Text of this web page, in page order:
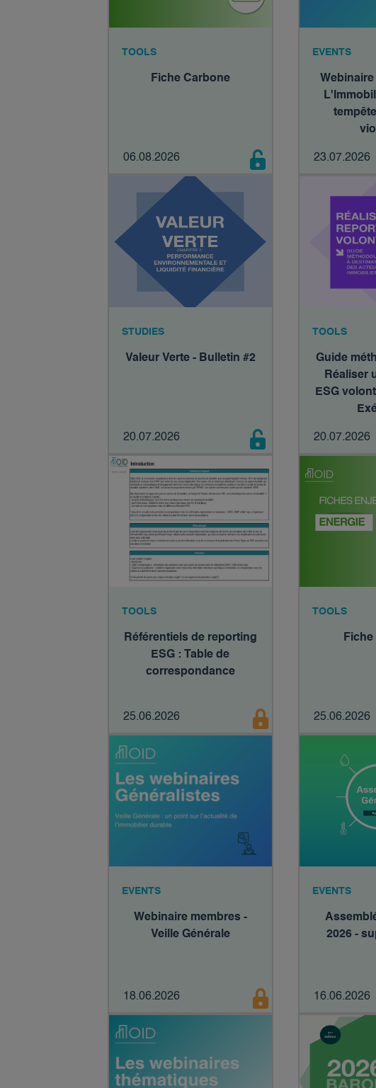
TOOLS
Fiche Carbone
06.08.2026
EVENTS
23.07.2026
STUDIES
Valeur Verte - Bulletin #2
20.07.2026
TOOLS
Guide
Réaliser
ESG
20.07.2026
TOOLS
Référentiels de reporting
ESG : Table de
correspondance
25.06.2026
TOOLS
25.06.2026
EVENTS
Webinaire membres -
Veille Générale
18.06.2026
EVENTS
2026 -
16.06.2026